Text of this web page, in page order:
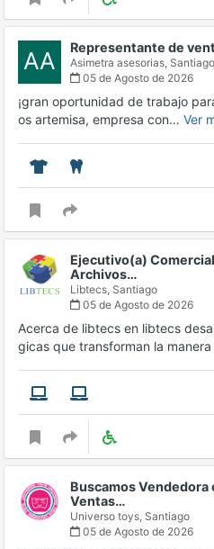
AA Representante de
Asimetra asesorias, Santiago
05 de Agosto de 2026
¡gran oportunidad de trabajo
os artemisa, empresa con… Ver
Ejecutivo(a)
Archivos…
Libtecs, Santiago
05 de Agosto de 2026
Acerca de libtecs en libtecs
gicas que transforman la
Buscamos Vendedora
Ventas…
Universo toys, Santiago
05 de Agosto de 2026